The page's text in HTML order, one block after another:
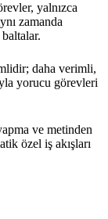
yalnızca
zamanda
daha verimli,
yorucu görevleri
ve metinden
özel iş akışları